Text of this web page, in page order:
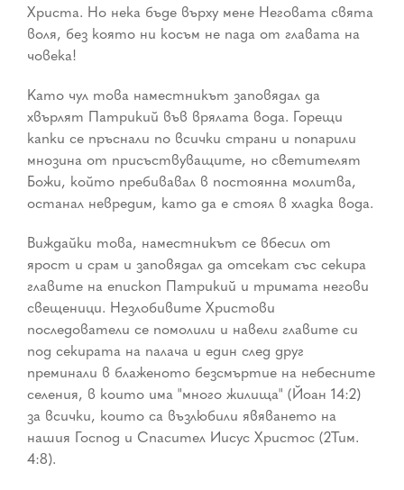
Христа. Но нека бъде върху мене Неговата свята
воля, без която ни косъм не пада от главата на
човека!
Като чул това наместникът заповядал да
хвърлят Патрикий във врялата вода. Горещи
капки се пръснали по всички страни и попарили
мнозина от присъствуващите, но светителят
Божи, който пребивавал в постоянна молитва,
останал невредим, като да е стоял в хладка вода.
Виждайки това, наместникът се вбесил от
ярост и срам и заповядал да отсекат със секира
главите на епископ Патрикий и тримата негови
свещеници. Незлобивите Христови
последователи се помолили и навели главите си
под секирата на палача и един след друг
преминали в блаженото безсмъртие на небесните
селения, в които има "много жилища" (Йоан 14:2)
за всички, които са възлюбили явяването на
нашия Господ и Спасител Иисус Христос (2Тим.
4:8).